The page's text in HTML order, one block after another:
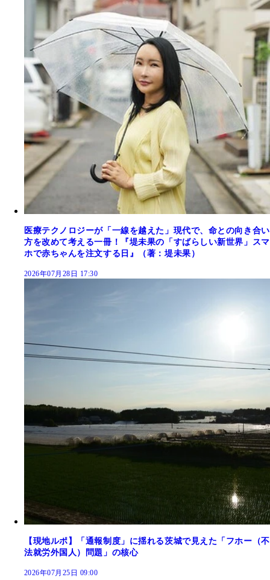
医療テクノロジーが「一線を越えた」現代で、命との向き合い
方を改めて考える一冊！『堤未果の「すばらしい新世界」スマ
ホで赤ちゃんを注文する日』（著：堤未果）
2026年07月28日 17:30
【現地ルポ】「通報制度」に揺れる茨城で見えた「フホー（不
法就労外国人）問題」の核心
2026年07月25日 09:00